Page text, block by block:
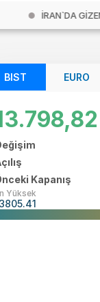
İRAN`DA
BIST EURO
Kapanış
Yüksek